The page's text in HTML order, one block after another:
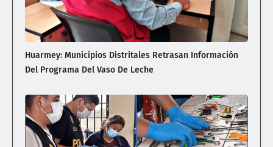
Huarmey: Municipios Distritales Retrasan Información
Del Programa Del Vaso De Leche